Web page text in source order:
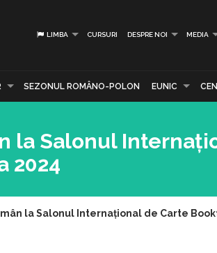
LIMBA CURSURI DESPRE NOI MEDIA
SEZONUL ROMÂNO-POLON EUNIC
la Salonul
2024
la Salonul Internațional de Carte